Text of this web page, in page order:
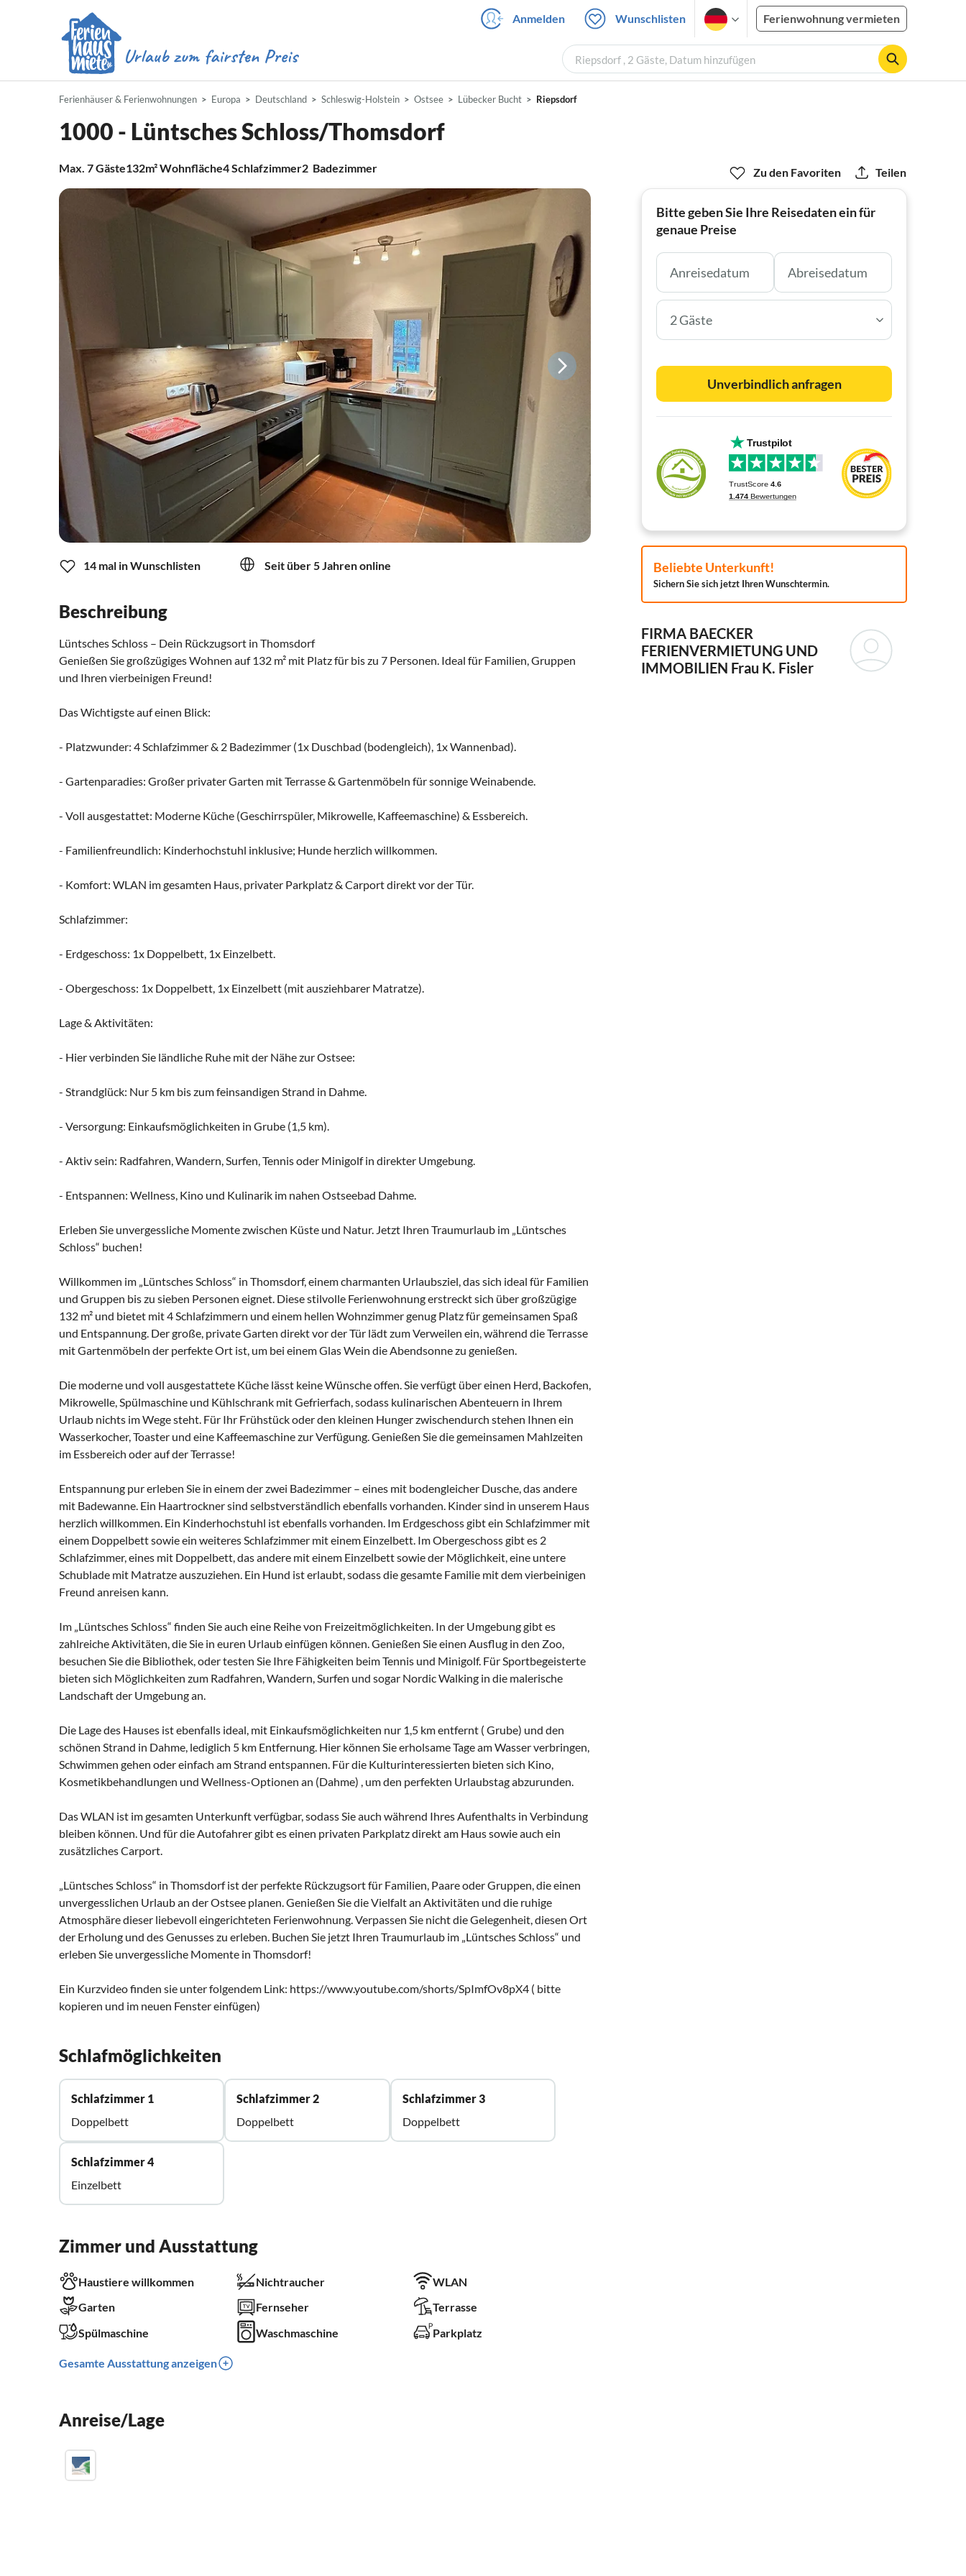
Anmelden Wunschlisten Ferienwohnung vermieten
Riepsdorf , 2 Gäste, Datum hinzufügen
Ferienhäuser & Ferienwohnungen Europa Deutschland Schleswig-Holstein Ostsee Lübecker Bucht Riepsdorf
1000 - Lüntsches Schloss/Thomsdorf
Max. 7Gäste132m²Wohnfläche4Schlafzimmer2 Badezimmer
14 mal in Wunschlisten Seit über 5 Jahren online
Beschreibung
Lüntsches Schloss – Dein Rückzugsort in Thomsdorf
Genießen Sie großzügiges Wohnen auf 132 m² mit Platz für bis zu 7 Personen. Ideal für Familien, Gruppen
und Ihren vierbeinigen Freund!
Das Wichtigste auf einen Blick:
- Platzwunder: 4 Schlafzimmer & 2 Badezimmer (1x Duschbad (bodengleich), 1x Wannenbad).
- Gartenparadies: Großer privater Garten mit Terrasse & Gartenmöbeln für sonnige Weinabende.
- Voll ausgestattet: Moderne Küche (Geschirrspüler, Mikrowelle, Kaffeemaschine) & Essbereich.
- Familienfreundlich: Kinderhochstuhl inklusive; Hunde herzlich willkommen.
- Komfort: WLAN im gesamten Haus, privater Parkplatz & Carport direkt vor der Tür.
Schlafzimmer:
- Erdgeschoss: 1x Doppelbett, 1x Einzelbett.
- Obergeschoss: 1x Doppelbett, 1x Einzelbett (mit ausziehbarer Matratze).
Lage & Aktivitäten:
- Hier verbinden Sie ländliche Ruhe mit der Nähe zur Ostsee:
- Strandglück: Nur 5 km bis zum feinsandigen Strand in Dahme.
- Versorgung: Einkaufsmöglichkeiten in Grube (1,5 km).
- Aktiv sein: Radfahren, Wandern, Surfen, Tennis oder Minigolf in direkter Umgebung.
- Entspannen: Wellness, Kino und Kulinarik im nahen Ostseebad Dahme.
Erleben Sie unvergessliche Momente zwischen Küste und Natur. Jetzt Ihren Traumurlaub im „Lüntsches
Schloss“ buchen!
Willkommen im „Lüntsches Schloss“ in Thomsdorf, einem charmanten Urlaubsziel, das sich ideal für Familien
und Gruppen bis zu sieben Personen eignet. Diese stilvolle Ferienwohnung erstreckt sich über großzügige
132 m² und bietet mit 4 Schlafzimmern und einem hellen Wohnzimmer genug Platz für gemeinsamen Spaß
und Entspannung. Der große, private Garten direkt vor der Tür lädt zum Verweilen ein, während die Terrasse
mit Gartenmöbeln der perfekte Ort ist, um bei einem Glas Wein die Abendsonne zu genießen.
Die moderne und voll ausgestattete Küche lässt keine Wünsche offen. Sie verfügt über einen Herd, Backofen,
Mikrowelle, Spülmaschine und Kühlschrank mit Gefrierfach, sodass kulinarischen Abenteuern in Ihrem
Urlaub nichts im Wege steht. Für Ihr Frühstück oder den kleinen Hunger zwischendurch stehen Ihnen ein
Wasserkocher, Toaster und eine Kaffeemaschine zur Verfügung. Genießen Sie die gemeinsamen Mahlzeiten
im Essbereich oder auf der Terrasse!
Entspannung pur erleben Sie in einem der zwei Badezimmer – eines mit bodengleicher Dusche, das andere
mit Badewanne. Ein Haartrockner sind selbstverständlich ebenfalls vorhanden. Kinder sind in unserem Haus
herzlich willkommen. Ein Kinderhochstuhl ist ebenfalls vorhanden. Im Erdgeschoss gibt ein Schlafzimmer mit
einem Doppelbett sowie ein weiteres Schlafzimmer mit einem Einzelbett. Im Obergeschoss gibt es 2
Schlafzimmer, eines mit Doppelbett, das andere mit einem Einzelbett sowie der Möglichkeit, eine untere
Schublade mit Matratze auszuziehen. Ein Hund ist erlaubt, sodass die gesamte Familie mit dem vierbeinigen
Freund anreisen kann.
Im „Lüntsches Schloss“ finden Sie auch eine Reihe von Freizeitmöglichkeiten. In der Umgebung gibt es
zahlreiche Aktivitäten, die Sie in euren Urlaub einfügen können. Genießen Sie einen Ausflug in den Zoo,
besuchen Sie die Bibliothek, oder testen Sie Ihre Fähigkeiten beim Tennis und Minigolf. Für Sportbegeisterte
bieten sich Möglichkeiten zum Radfahren, Wandern, Surfen und sogar Nordic Walking in die malerische
Landschaft der Umgebung an.
Die Lage des Hauses ist ebenfalls ideal, mit Einkaufsmöglichkeiten nur 1,5 km entfernt ( Grube) und den
schönen Strand in Dahme, lediglich 5 km Entfernung. Hier können Sie erholsame Tage am Wasser verbringen,
Schwimmen gehen oder einfach am Strand entspannen. Für die Kulturinteressierten bieten sich Kino,
Kosmetikbehandlungen und Wellness-Optionen an (Dahme) , um den perfekten Urlaubstag abzurunden.
Das WLAN ist im gesamten Unterkunft verfügbar, sodass Sie auch während Ihres Aufenthalts in Verbindung
bleiben können. Und für die Autofahrer gibt es einen privaten Parkplatz direkt am Haus sowie auch ein
zusätzliches Carport.
„Lüntsches Schloss“ in Thomsdorf ist der perfekte Rückzugsort für Familien, Paare oder Gruppen, die einen
unvergesslichen Urlaub an der Ostsee planen. Genießen Sie die Vielfalt an Aktivitäten und die ruhige
Atmosphäre dieser liebevoll eingerichteten Ferienwohnung. Verpassen Sie nicht die Gelegenheit, diesen Ort
der Erholung und des Genusses zu erleben. Buchen Sie jetzt Ihren Traumurlaub im „Lüntsches Schloss“ und
erleben Sie unvergessliche Momente in Thomsdorf!
Ein Kurzvideo finden sie unter folgendem Link: https://www.youtube.com/shorts/SpImfOv8pX4 ( bitte
kopieren und im neuen Fenster einfügen)
Schlafmöglichkeiten
Schlafzimmer 1
Doppelbett
Schlafzimmer 2
Doppelbett
Schlafzimmer 3
Doppelbett
Schlafzimmer 4
Einzelbett
Zimmer und Ausstattung
Haustiere willkommen Nichtraucher
WLAN
Garten
Fernseher
Terrasse
Spülmaschine
Waschmaschine Parkplatz
Gesamte Ausstattung anzeigen
Anreise/Lage
Zu den Favoriten Teilen
Bitte geben Sie Ihre Reisedaten ein für
genaue Preise
2 Gäste
Unverbindlich anfragen
Beliebte Unterkunft!
Sichern Sie sich jetzt Ihren Wunschtermin.
FIRMA BAECKER
FERIENVERMIETUNG UND
IMMOBILIEN Frau K. Fisler